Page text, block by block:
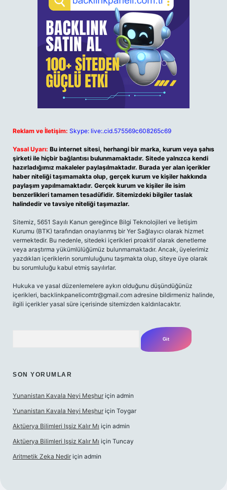
Reklam ve İletişim: Skype: live:.cid.575569c608265c69
Yasal Uyarı: Bu internet sitesi, herhangi bir marka, kurum veya şahıs
şirketi ile hiçbir bağlantısı bulunmamaktadır. Sitede yalnızca kendi
hazırladığımız makaleler paylaşılmaktadır. Burada yer alan içerikler
haber niteliği taşımamakta olup, gerçek kurum ve kişiler hakkında
paylaşım yapılmamaktadır. Gerçek kurum ve kişiler ile isim
benzerlikleri tamamen tesadüfidir. Sitemizdeki bilgiler taslak
halindedir ve tavsiye niteliği taşımazlar.
Sitemiz, 5651 Sayılı Kanun gereğince Bilgi Teknolojileri ve İletişim
Kurumu (BTK) tarafından onaylanmış bir Yer Sağlayıcı olarak hizmet
vermektedir. Bu nedenle, sitedeki içerikleri proaktif olarak denetleme
veya araştırma yükümlülüğümüz bulunmamaktadır. Ancak, üyelerimiz
yazdıkları içeriklerin sorumluluğunu taşımakta olup, siteye üye olarak
bu sorumluluğu kabul etmiş sayılırlar.
Hukuka ve yasal düzenlemelere aykırı olduğunu düşündüğünüz
içerikleri, backlinkpanelicomtr@gmail.com adresine bildirmeniz halinde,
ilgili içerikler yasal süre içerisinde sitemizden kaldırılacaktır.
SON YORUMLAR
Yunanistan Kavala Neyi Meşhur için admin
Yunanistan Kavala Neyi Meşhur için Toygar
Aktüerya Bilimleri Işsiz Kalır Mı için admin
Aktüerya Bilimleri Işsiz Kalır Mı için Tuncay
Aritmetik Zeka Nedir için admin